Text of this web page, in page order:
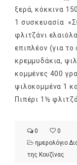
ξερά, κόκκινα
1 συσκευασία
φλιτζάνι
επιπλέον (για
κρεμμυδάκια,
κομμένες 400
ψιλοκομμένα 1
Πιπέρι 1½
0
0
ημερολόγιο
της Κουζίνας